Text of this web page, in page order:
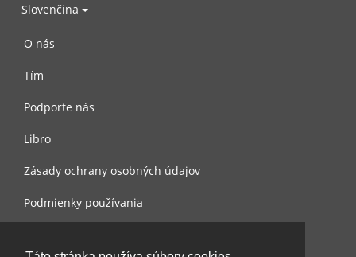
Slovenčina
O nás
Tím
Podporte nás
Libro
Zásady ochrany osobných údajov
Podmienky používania